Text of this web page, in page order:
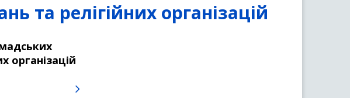
та релігійних організацій
організацій